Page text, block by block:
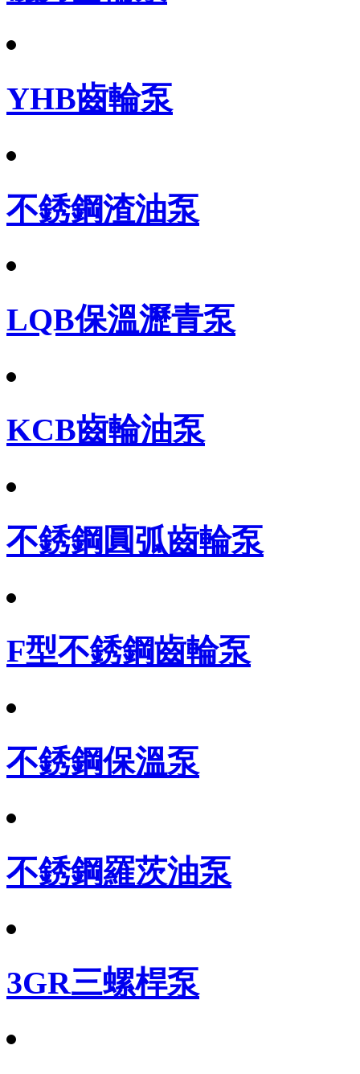
YHB齒輪泵
不銹鋼渣油泵
LQB保溫瀝青泵
KCB齒輪油泵
不銹鋼圓弧齒輪泵
F型不銹鋼齒輪泵
不銹鋼保溫泵
不銹鋼羅茨油泵
3GR三螺桿泵